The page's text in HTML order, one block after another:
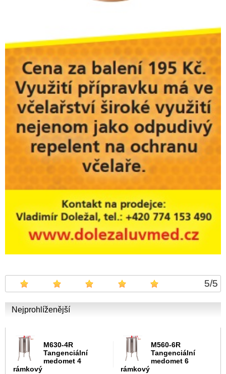
5/5
Nejprohlíženější
M630-4R
Tangenciální
medomet 4
rámkový
M560-6R
Tangenciální
medomet 6
rámkový